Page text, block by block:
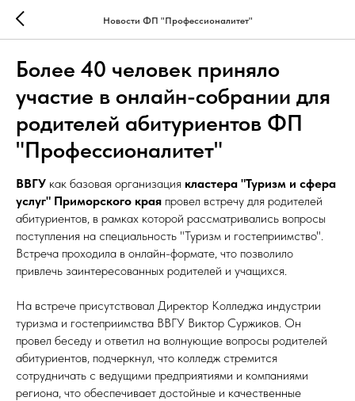
Новости ФП "Профессионалитет"
Более 40 человек приняло
участие в онлайн-собрании для
родителей абитуриентов ФП
"Профессионалитет"
ВВГУ как базовая организация кластера "Туризм и сфера
услуг" Приморского края провел встречу для родителей
абитуриентов, в рамках которой рассматривались вопросы
поступления на специальность "Туризм и гостеприимство".
Встреча проходила в онлайн-формате, что позволило
привлечь заинтересованных родителей и учащихся.
На встрече присутствовал Директор Колледжа индустрии
туризма и гостеприимства ВВГУ Виктор Суржиков. Он
провел беседу и ответил на волнующие вопросы родителей
абитуриентов, подчеркнул, что колледж стремится
сотрудничать с ведущими предприятиями и компаниями
региона, что обеспечивает достойные и качественные